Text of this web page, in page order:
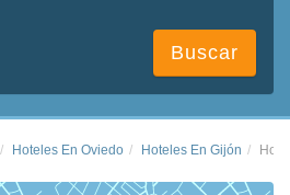
Buscar
Hoteles En Oviedo Hoteles En Gijón